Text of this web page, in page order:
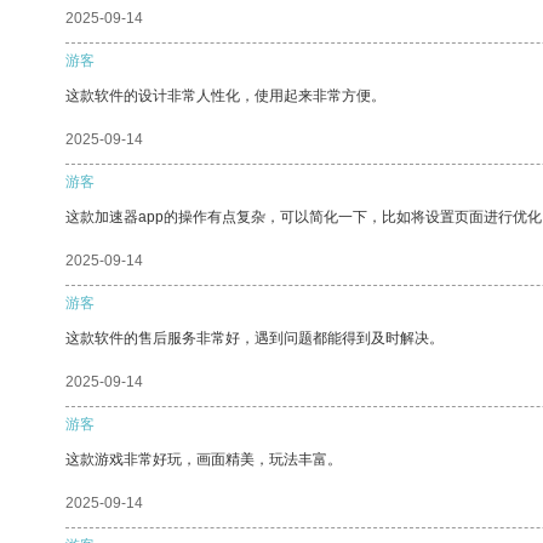
2025-09-14
游客
这款软件的设计非常人性化，使用起来非常方便。
2025-09-14
游客
这款加速器app的操作有点复杂，可以简化一下，比如将设置页面进行优
2025-09-14
游客
这款软件的售后服务非常好，遇到问题都能得到及时解决。
2025-09-14
游客
这款游戏非常好玩，画面精美，玩法丰富。
2025-09-14